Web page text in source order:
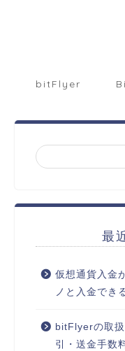
bitFlyer
最
仮想通貨入金
ノと入金でき
bitFlyerの取
引・送金手数